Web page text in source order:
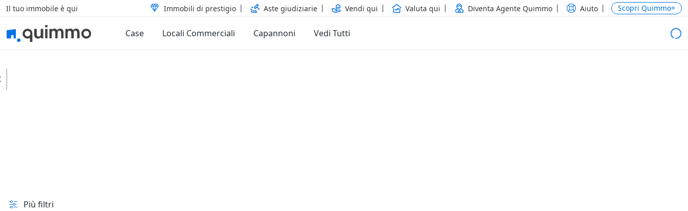
Il tuo immobile è qui Immobili di prestigio Aste giudiziarie Vendi qui Valuta qui Diventa Agente Quimmo Aiuto Scopri Quimmo+
Case Locali Commerciali Capannoni Vedi Tutti
Più filtri